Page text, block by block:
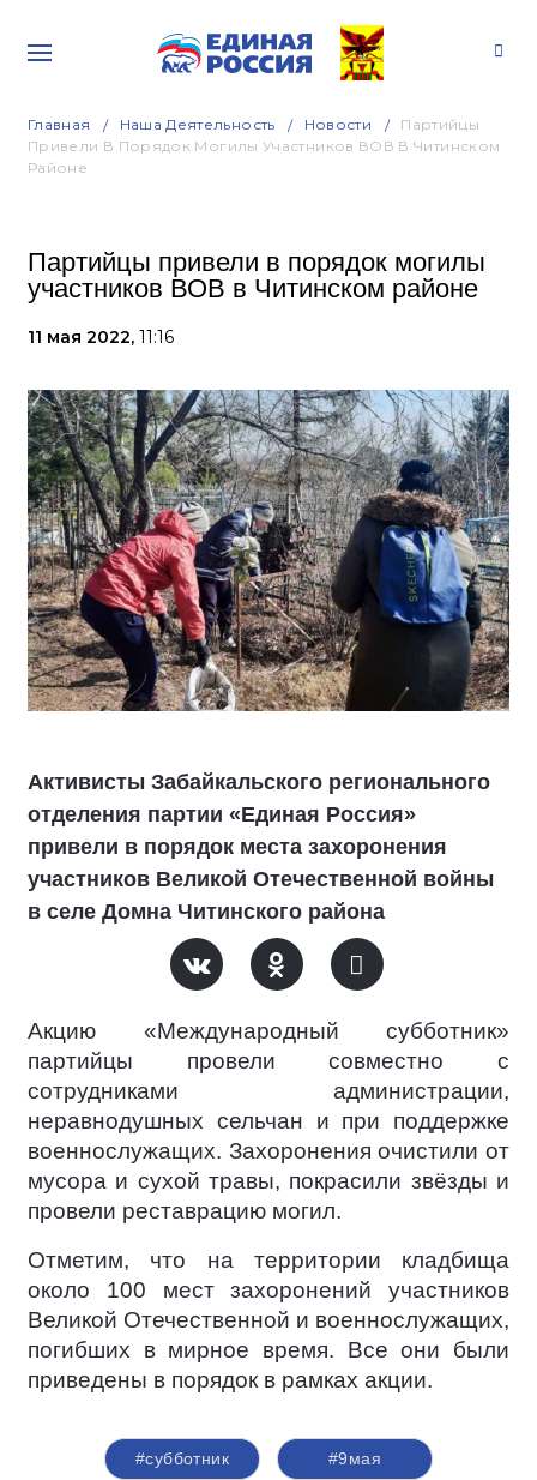
Главная Наша Деятельность Новости
Партийцы
Привели В Порядок Могилы Участников ВОВ В Читинском
Районе
Партийцы привели в порядок могилы
участников ВОВ в Читинском районе
11 мая 2022, 11:16
Активисты Забайкальского регионального
отделения партии «Единая Россия»
привели в порядок места захоронения
участников Великой Отечественной войны
в селе Домна Читинского района
Акцию «Международный субботник»
партийцы провели совместно с
сотрудниками администрации,
неравнодушных сельчан и при поддержке
военнослужащих. Захоронения очистили от
мусора и сухой травы, покрасили звёзды и
провели реставрацию могил.
Отметим, что на территории кладбища
около 100 мест захоронений участников
Великой Отечественной и военнослужащих,
погибших в мирное время. Все они были
приведены в порядок в рамках акции.
#субботник #9мая